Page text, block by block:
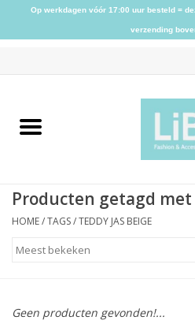
Home
Schoenen
Producten getagd
HOME/TAGS/TEDDY JAS BEIGE
Geen producten gevonden!...
Op werkdagen vóór 17:00 uur besteld =
verzending